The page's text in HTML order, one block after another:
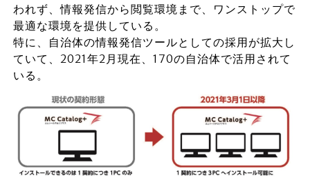
われず、情報発信から閲覧環境まで、ワンストップで
最適な環境を提供している。
特に、自治体の情報発信ツールとしての採用が拡大し
ていて、2021年2月現在、170の自治体で活用されて
いる。